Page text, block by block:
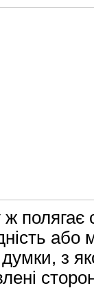
полягає
або
з